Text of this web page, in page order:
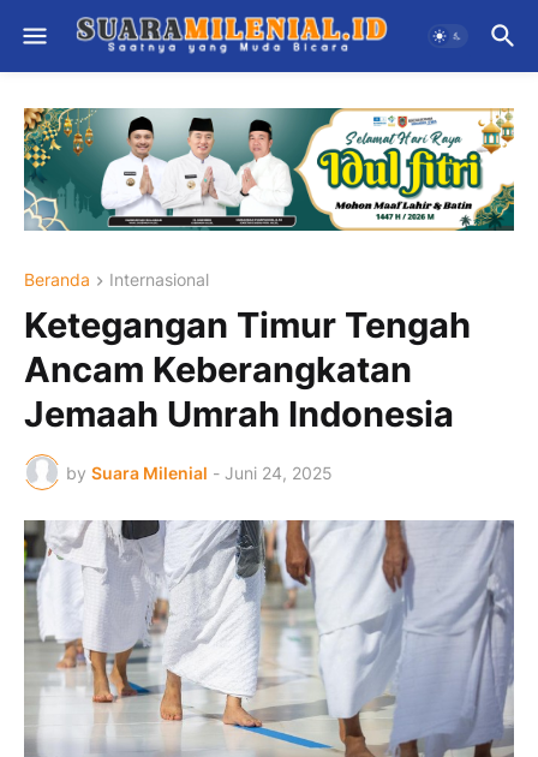
Beranda Internasional
Ketegangan Timur Tengah
Ancam Keberangkatan
Jemaah Umrah Indonesia
by Suara Milenial - Juni 24, 2025